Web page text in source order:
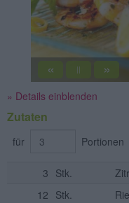
« || »
» Details einblenden
Zutaten
für Portionen
3 Stk.
12 Stk.